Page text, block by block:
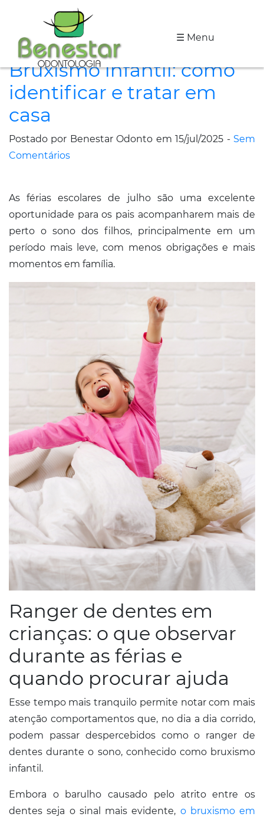
☰ Menu
A
Clínica
Especialidades
Depoimentos
de
Saúde
Fale
Conosco
Bruxismo infantil: como
identificar e tratar em
casa
Postado por Benestar Odonto em 15/jul/2025 - Sem
Comentários
As férias escolares de julho são uma excelente
oportunidade para os pais acompanharem mais de
perto o sono dos filhos, principalmente em um
período mais leve, com menos obrigações e mais
momentos em família.
Ranger de dentes em
crianças: o que observar
durante as férias e
quando procurar ajuda
Esse tempo mais tranquilo permite notar com mais
atenção comportamentos que, no dia a dia corrido,
podem passar despercebidos como o ranger de
dentes durante o sono, conhecido como bruxismo
infantil.
Embora o barulho causado pelo atrito entre os
dentes seja o sinal mais evidente, o bruxismo em